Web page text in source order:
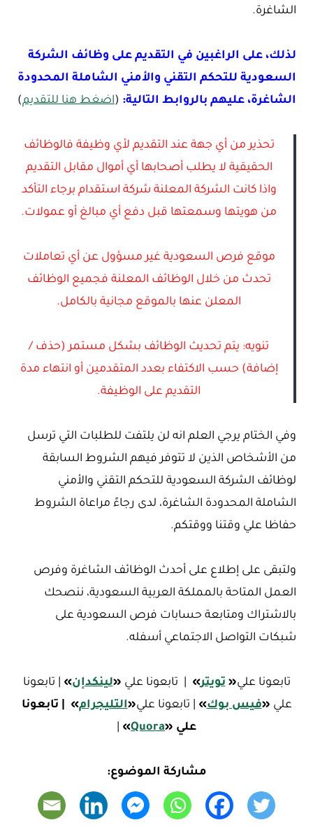
الشاغرة.
لذلك، على الراغبين في التقديم على وظائف الشركة
السعودية للتحكم التقني والأمني الشاملة المحدودة
الشاغرة، عليهم بالروابط التالية: (اضغط هنا للتقديم)
تحذير من أي جهة عند التقديم لأي وظيفة فالوظائف
الحقيقية لا يطلب أصحابها أي أموال مقابل التقديم
واذا كانت الشركة المعلنة شركة استقدام برجاء التأكد
من هويتها وسمعتها قبل دفع أي مبالغ أو عمولات.
موقع فرص السعودية غير مسؤول عن أي تعاملات
تحدث من خلال الوظائف المعلنة فجميع الوظائف
المعلن عنها بالموقع مجانية بالكامل.
تنويه: يتم تحديث الوظائف بشكل مستمر (حذف /
إضافة) حسب الاكتفاء بعدد المتقدمين أو انتهاء مدة
التقديم على الوظيفة.
وفي الختام يرجي العلم انه لن يلتفت للطلبات التي ترسل
من الأشخاص الذين لا تتوفر فيهم الشروط السابقة
لوظائف الشركة السعودية للتحكم التقني والأمني
الشاملة المحدودة الشاغرة، لدى رجاءً مراعاة الشروط
حفاظا علي وقتنا ووقتكم.
ولتبقى على إطلاع على أحدث الوظائف الشاغرة وفرص
العمل المتاحة بالمملكة العربية السعودية، ننصحك
بالاشتراك ومتابعة حسابات فرص السعودية على
شبكات التواصل الاجتماعي أسفله.
تابعونا علي« تويتر» | تابعونا علي «لينكدإن» | تابعونا
علي «فيس بوك» | تابعونا علي«التليجرام»
| تابعونا
علي «
Quora
»
مشاركة الموضوع: